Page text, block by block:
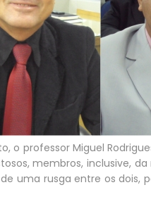
o professor Miguel
membros, inclusive,
uma rusga entre os dois,